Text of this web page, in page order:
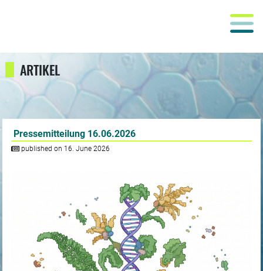
ARTIKEL
Pressemitteilung 16.06.2026
published on 16. June 2026